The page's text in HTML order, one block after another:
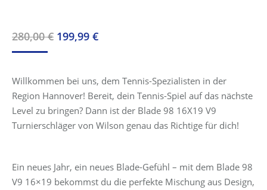
280,00€ Ursprünglicher
280,00 €
199,99 €Aktueller
199,99 €.
Willkommen bei uns, dem Tennis-Spezialisten in der
Region Hannover! Bereit, dein Tennis-Spiel auf das nächste
Level zu bringen? Dann ist der Blade 98 16X19 V9
Turnierschläger von Wilson genau das Richtige für dich!
Ein neues Jahr, ein neues Blade-Gefühl – mit dem Blade 98
V9 16×19 bekommst du die perfekte Mischung aus Design,